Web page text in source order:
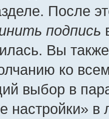
После
подпись
Вы
ко
выбор в
настройки»